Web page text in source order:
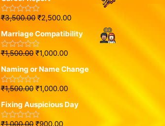
o
f
5
e
d
0
u
t
o
f
R
t
e
d
0
u
t
o
f
₹3,500.00 ₹2,500.00
Marriage Compatibility
R
t
e
d
0
u
t
o
₹1,500.00 ₹1,000.00
Naming or Name Change
R
t
e
d
₹1,500.00 ₹1,000.00
Fixing Auspicious Day
₹1,000.00 ₹900.00